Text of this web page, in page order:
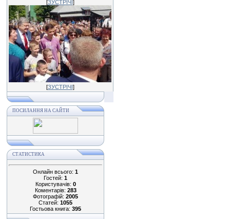
[ЗУСТРІЧІ]
[ЗУСТРІЧІ]
ПОСИЛАННЯ НА САЙТИ
СТАТИСТИКА
Онлайн всього: 1
Гостей: 1
Користувачів: 0
Коментарів: 283
Фотографій: 2005
Статей: 1055
Гостьова книга: 395